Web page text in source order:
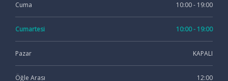
Cuma 10:00 - 19:00
Cumartesi 10:00 - 19:00
Pazar KAPALI
Öğle Arası 12:00